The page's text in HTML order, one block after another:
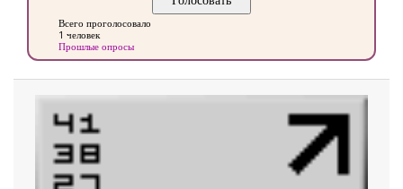
Всего проголосовало
1 человек
Прошлые опросы